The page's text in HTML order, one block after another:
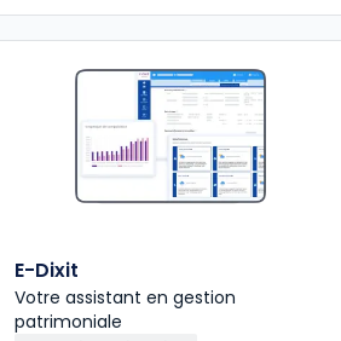
E-Dixit
Votre assistant en gestion
patrimoniale